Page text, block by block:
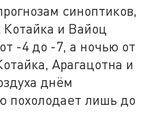
синоптиков,
Котайка и Вайоц
-4 до -7, а ночью от
Арагацотна и
днём
похолодает лишь до